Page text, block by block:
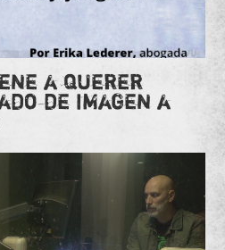
a querer
de imagen a